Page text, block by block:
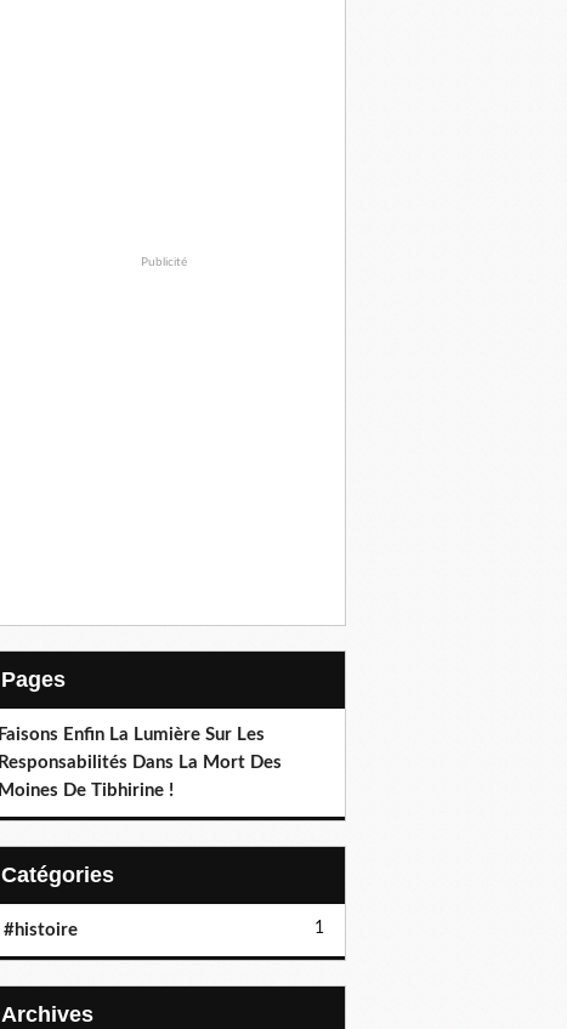
Publicité
Pages
Faisons Enfin La Lumière Sur Les
Responsabilités Dans La Mort Des
Moines De Tibhirine !
Catégories
#histoire 1
Archives